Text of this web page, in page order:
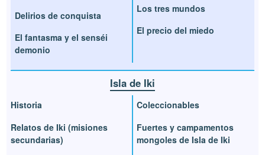
Delirios de conquista
El fantasma y el senséi
demonio
Los tres mundos
El precio del miedo
Isla de Iki
Historia
Relatos de Iki (misiones
secundarias)
Coleccionables
Fuertes y campamentos
mongoles de Isla de Iki